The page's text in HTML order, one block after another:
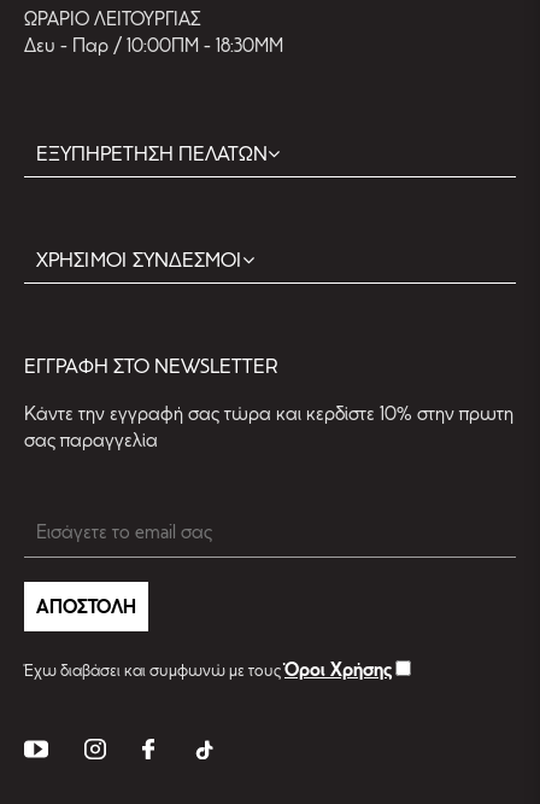
ΩΡΑΡΙΟ ΛΕΙΤΟΥΡΓΙΑΣ
Δευ - Παρ / 10:00ΠΜ - 18:30ΜΜ
ΕΞΥΠΗΡΕΤΗΣΗ ΠΕΛΑΤΩΝ
ΧΡΗΣΙΜΟΙ ΣΥΝΔΕΣΜΟΙ
EΓΓΡΑΦΗ ΣΤΟ NEWSLETTER
Kάντε την εγγραφή σας τώρα και κερδίστε 10% στην πρωτη
σας παραγγελία
ΑΠΟΣΤΟΛΗ
Έχω διαβάσει και συμφωνώ με τουςΌροι Χρήσης